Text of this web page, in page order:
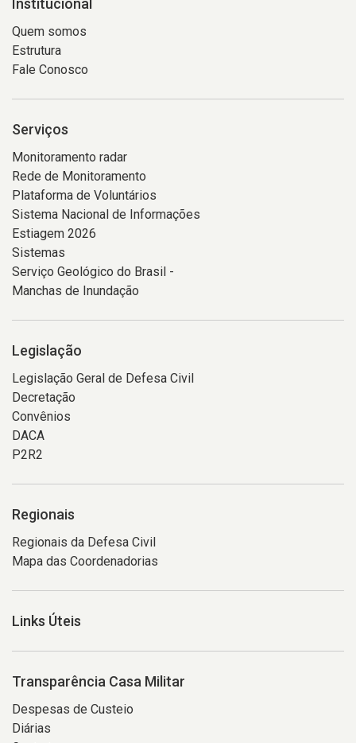
Institucional
Quem somos
Estrutura
Fale Conosco
Serviços
Monitoramento radar
Rede de Monitoramento
Plataforma de Voluntários
Sistema Nacional de Informações
Estiagem 2026
Sistemas
Serviço Geológico do Brasil -
Manchas de Inundação
Legislação
Legislação Geral de Defesa Civil
Decretação
Convênios
DACA
P2R2
Regionais
Regionais da Defesa Civil
Mapa das Coordenadorias
Links Úteis
Transparência Casa Militar
Despesas de Custeio
Diárias